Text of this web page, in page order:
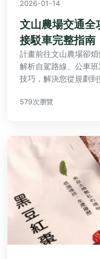
2026-01-14
文山農場交通全
接駁車完整指南
計畫前往文山農場卻
解析自駕路線、公車
技巧，解決您從規劃
579次瀏覽